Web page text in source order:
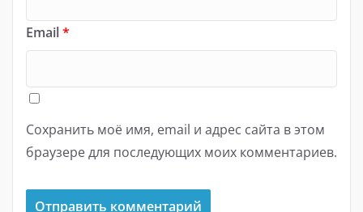
Email*
Сохранить моё имя, email и адрес сайта в этом
браузере для последующих моих комментариев.